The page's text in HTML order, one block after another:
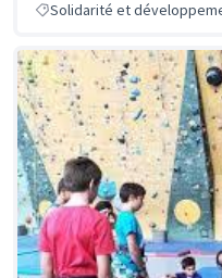
Solidarité et